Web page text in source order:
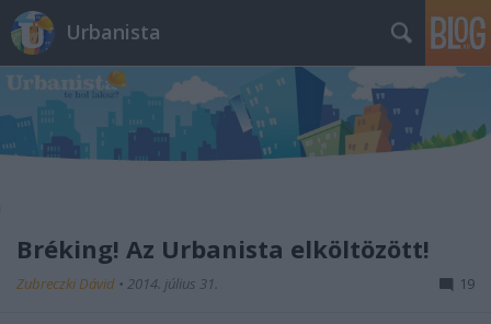
Urbanista
Bréking! Az Urbanista elköltözött!
Zubreczki Dávid • 2014. július 31. 19